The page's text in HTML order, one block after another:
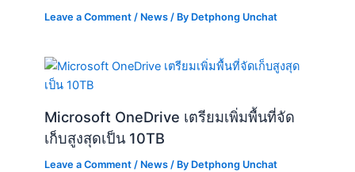
Leave a Comment / News / By Detphong Unchat
Microsoft OneDrive เตรียมเพิ่มพื้นที่จัด
เก็บสูงสุดเป็น 10TB
Leave a Comment / News / By Detphong Unchat